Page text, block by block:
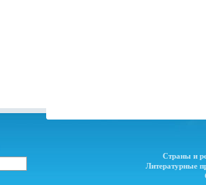
Страны и
Литературные